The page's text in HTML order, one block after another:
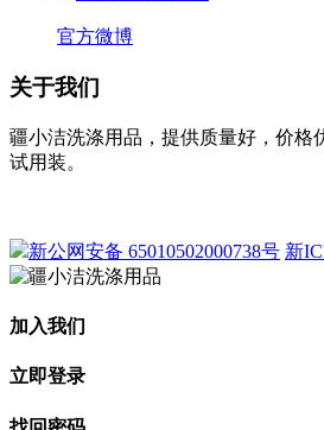
官方微博
关于我们
疆小洁洗涤用品，提供质量好，价格
试用装。
新公网安备 65010502000738号 新
加入我们
立即登录